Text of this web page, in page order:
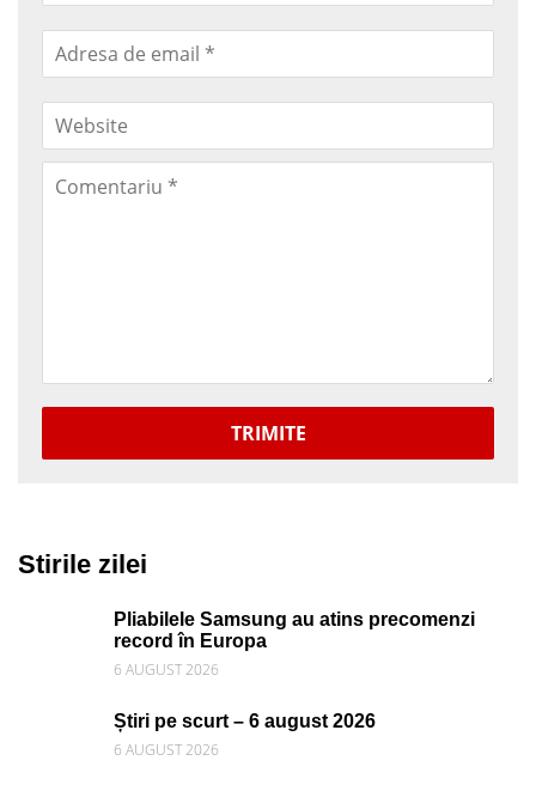
TRIMITE
Stirile zilei
Pliabilele Samsung au atins precomenzi
record în Europa
6 AUGUST 2026
Știri pe scurt – 6 august 2026
6 AUGUST 2026